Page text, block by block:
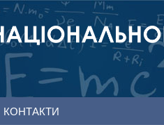
КОНТАКТИ